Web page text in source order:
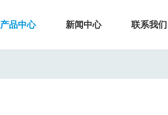
产品中心 新闻中心 联系我们